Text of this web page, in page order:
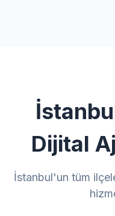
Dijital
İstanbul'un tüm